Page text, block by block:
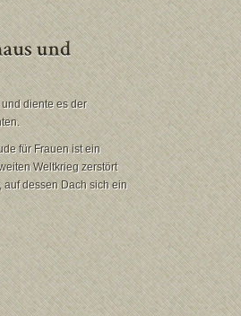
diente es der
für Frauen ist ein
Weltkrieg zerstört
dessen Dach sich ein